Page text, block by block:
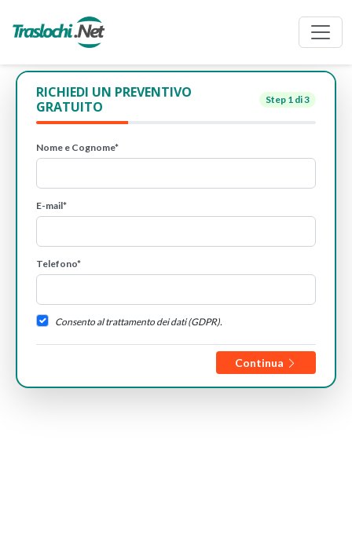
RICHIEDI UN PREVENTIVO
GRATUITO
Step 1 di 3
Nome e Cognome*
E-mail*
Telefono*
Consento al trattamento dei dati (GDPR).
Continua